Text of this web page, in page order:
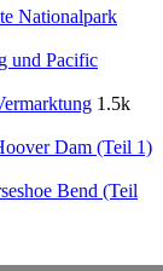
Nationalpark
und Pacific
1.5k
Dam (Teil 1)
Bend (Teil